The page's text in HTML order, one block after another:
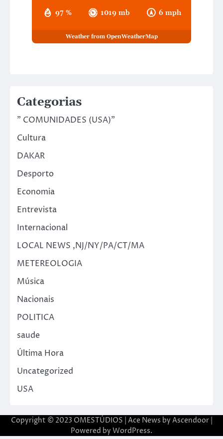
97 % 1019 mb 6 mph
Weather from OpenWeatherMap
Categorias
" COMUNIDADES (USA)"
Cultura
DAKAR
Desporto
Economia
Entrevista
Internacional
LOCAL NEWS ,NJ/NY/PA/CT/MA
METEREOLOGIA
Música
Nacionais
POLITICA
saude
Última Hora
Uncategorized
USA
Copyright © 2023 OMESTÚDIOS | Ace News by Ascendoor|
Powered by WordPress.